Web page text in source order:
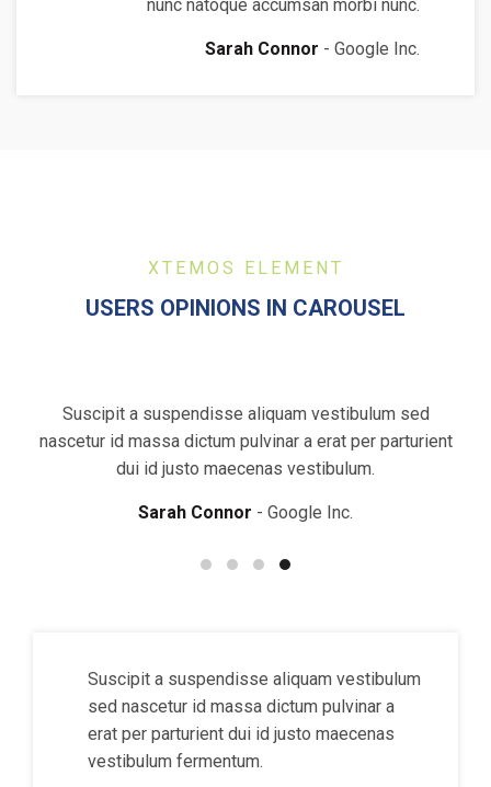
nunc natoque accumsan morbi nunc.
Sarah Connor Google Inc.
XTEMOS ELEMENT
USERS OPINIONS IN CAROUSEL
Suscipit a suspendisse aliquam vestibulum sed
nascetur id massa dictum pulvinar a erat per parturient
dui id justo maecenas vestibulum.
Sarah Connor Google Inc.
Suscipit a suspendisse aliquam vestibulum
sed nascetur id massa dictum pulvinar a
erat per parturient dui id justo maecenas
vestibulum fermentum.